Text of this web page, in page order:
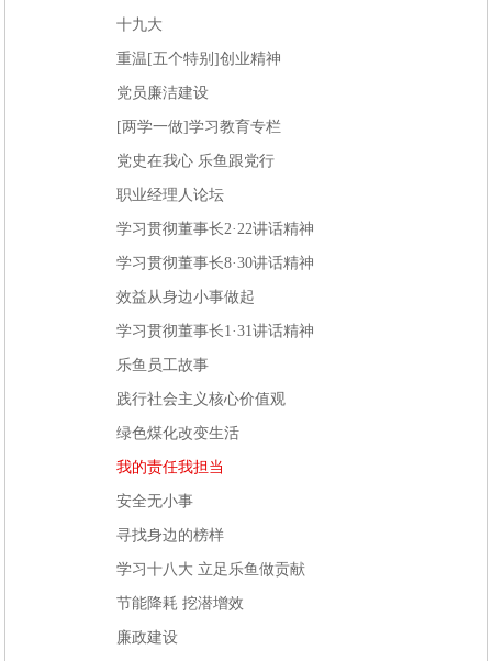
十九大
重温[五个特别]创业精神
党员廉洁建设
[两学一做]学习教育专栏
党史在我心 乐鱼跟党行
职业经理人论坛
学习贯彻董事长2·22讲话精神
学习贯彻董事长8·30讲话精神
效益从身边小事做起
学习贯彻董事长1·31讲话精神
乐鱼员工故事
践行社会主义核心价值观
绿色煤化改变生活
我的责任我担当
安全无小事
寻找身边的榜样
学习十八大 立足乐鱼做贡献
节能降耗 挖潜增效
廉政建设